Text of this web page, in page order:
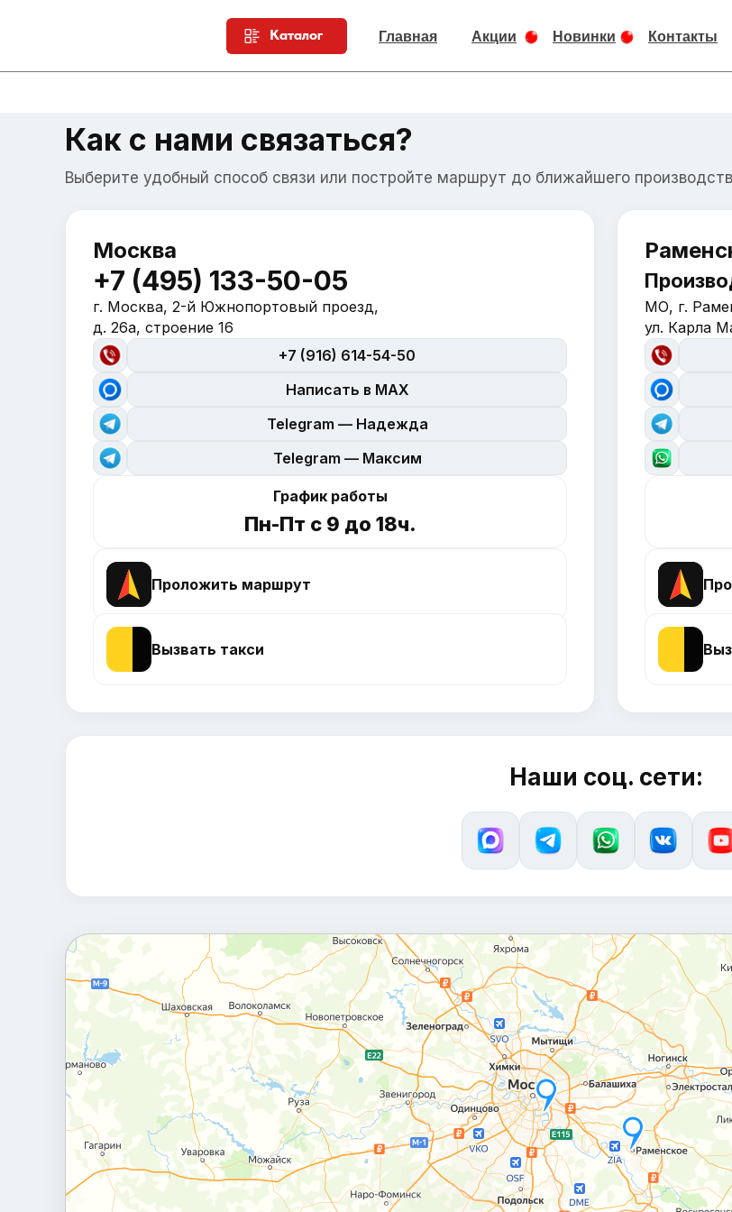
Акции
Каталог Главная Контакты
Новинки
Как с нами связаться?
Выберите удобный способ связи или постройте маршрут до ближайшего
Москва
+7 (495) 133-50-05
г. Москва, 2-й Южнопортовый проезд,
д. 26а, строение 16
+7 (916) 614-54-50
Написать в MAX
Telegram — Надежда
Telegram — Максим
График работы
Пн-Пт с 9 до 18ч.
Проложить маршрут
Вызвать такси
МО, г.
ул. Карла
Наши соц. сети: